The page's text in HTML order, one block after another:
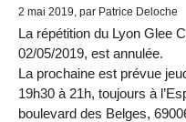
2 mai 2019 , par Patrice Deloche
La répétition du Lyon Glee
02/05/2019, est annulée.
La prochaine est prévue
19h30 à 21h, toujours à
boulevard des Belges,